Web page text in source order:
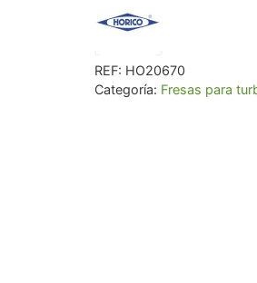
cantidad
REF: HO20670
Categoría: Fresas para